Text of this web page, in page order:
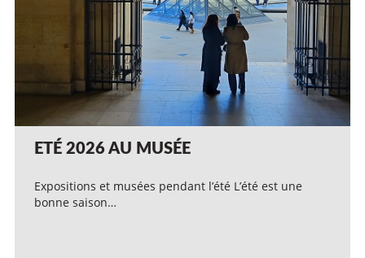
ETÉ 2026 AU MUSÉE
Expositions et musées pendant l’été L’été est une
bonne saison…